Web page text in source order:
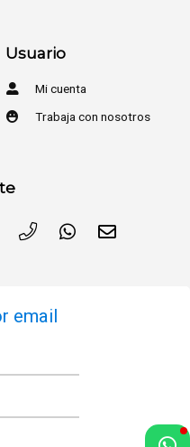
Usuario
Mi cuenta
Trabaja con nosotros
email